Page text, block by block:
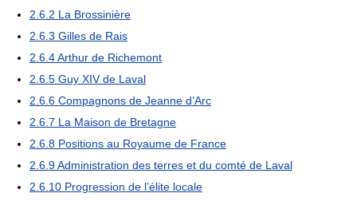
2.6.2 La Brossinière
2.6.3 Gilles de Rais
2.6.4Arthur de Richemont
2.6.5 Guy XIV de Laval
2.6.6 Compagnons de Jeanne d’Arc
2.6.7 La Maison de Bretagne
2.6.8 Positions au Royaume de France
2.6.9Administration des terres et du comté de Laval
2.6.10 Progression de l’élite locale